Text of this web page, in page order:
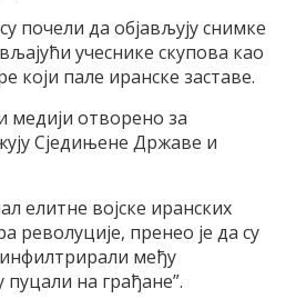
почели да објављују снимке
учеснике скупова као
који пале иранске заставе.
медији отворено за
Сједињене Државе и
елитне војске иранских
револуције, пренео је да су
међу
на грађане”.